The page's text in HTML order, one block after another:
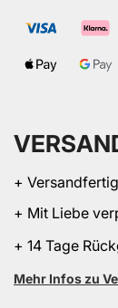
+
+ Mit Liebe
+ 14 Tage
Mehr Infos zu